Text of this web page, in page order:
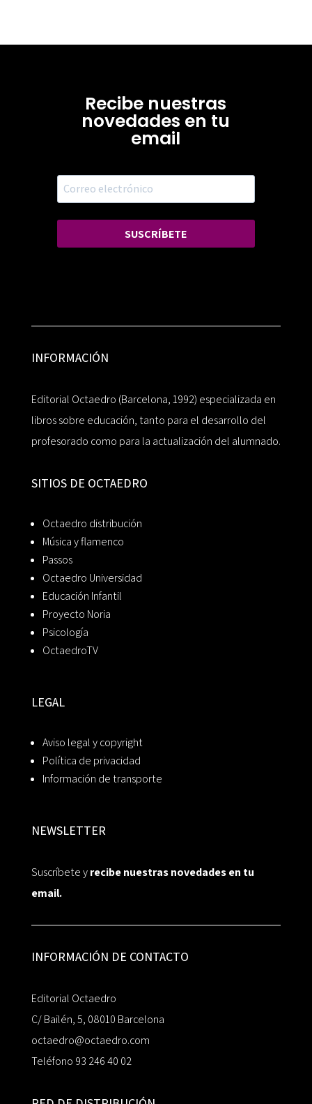
Recibe nuestras
novedades en tu
email
SUSCRÍBETE
INFORMACIÓN
Editorial Octaedro (Barcelona, 1992) especializada en
libros sobre educación, tanto para el desarrollo del
profesorado como para la actualización del alumnado.
SITIOS DE OCTAEDRO
Octaedro distribución
Música y flamenco
Passos
Octaedro Universidad
Educación Infantil
Proyecto Noria
Psicología
OctaedroTV
LEGAL
Aviso legal y copyright
Política de privacidad
Información de transporte
NEWSLETTER
Suscríbete yrecibe nuestras novedades en tu
email.
INFORMACIÓN DE CONTACTO
Editorial Octaedro
C/ Bailén, 5, 08010 Barcelona
octaedro@octaedro.com
Teléfono 93 246 40 02